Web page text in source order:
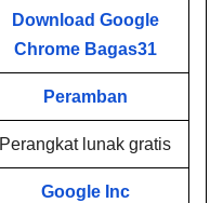
Download Google
Chrome Bagas31​
Peramban
Perangkat lunak gratis
Google Inc